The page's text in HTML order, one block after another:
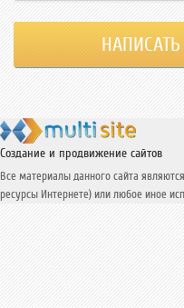
Создание и продвижение сайтов
Все материалы данного сайта
ресурсы Интернете) или любое иное